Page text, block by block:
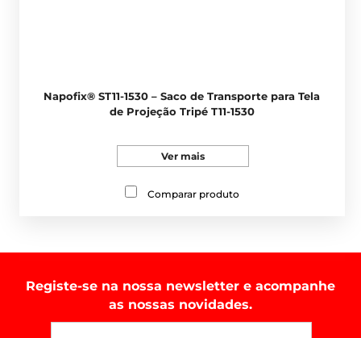
Napofix® ST11-1530 – Saco de Transporte para Tela
de Projeção Tripé T11-1530
Ver mais
Comparar produto
Registe-se na nossa newsletter e acompanhe
as nossas novidades.